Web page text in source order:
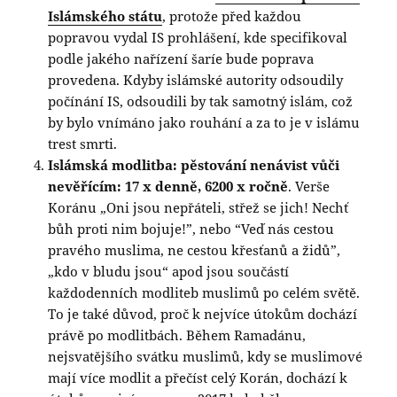
Islámského státu, protože před každou
popravou vydal IS prohlášení, kde specifikoval
podle jakého nařízení šaríe bude poprava
provedena. Kdyby islámské autority odsoudily
počínání IS, odsoudili by tak samotný islám, což
by bylo vnímáno jako rouhání a za to je v islámu
trest smrti.
Islámská modlitba: pěstování nenávist vůči
nevěřícím: 17 x denně, 6200 x ročně. Verše
Koránu „Oni jsou nepřáteli, střež se jich! Nechť
bůh proti nim bojuje!”, nebo “Veď nás cestou
pravého muslima, ne cestou křesťanů a židů”,
„kdo v bludu jsou“ apod jsou součástí
každodenních modliteb muslimů po celém světě.
To je také důvod, proč k nejvíce útokům dochází
právě po modlitbách. Během Ramadánu,
nejsvatějšího svátku muslimů, kdy se muslimové
mají více modlit a přečíst celý Korán, dochází k